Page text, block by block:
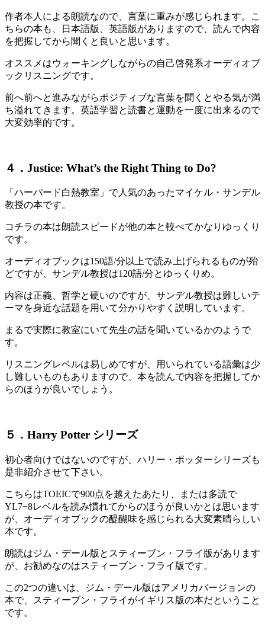
作者本人による朗読なので、言葉に重みが感じられます。こ
ちらの本も、日本語版、英語版がありますので、読んで内容
を把握してから聞くと良いと思います。
オススメはウォーキングしながらの自己啓発系オーディオブ
ックリスニングです。
前へ前へと進みながらポジティブな言葉を聞くとやる気が満
ち溢れてきます。英語学習と読書と運動を一度に出来るので
大変効率的です。
４．Justice: What’s the Right Thing to Do?
「ハーバード白熱教室」で人気のあったマイケル・サンデル
教授の本です。
コチラの本は朗読スピードが他の本と較べてかなりゆっくり
です。
オーディオブックは150語/分以上で読み上げられるものが殆
どですが、サンデル教授は120語/分とゆっくりめ。
内容は正義、哲学と硬いのですが、サンデル教授は難しいテ
ーマを身近な話題を用いて分かりやすく説明しています。
まるで実際に教室にいて先生の話を聞いているかのようで
す。
リスニングレベルは易しめですが、用いられている語彙は少
し難しいものもありますので、本を読んで内容を把握してか
らのほうが良いでしょう。
５．Harry Potter シリーズ
初心者向けではないのですが、ハリー・ポッターシリーズも
是非紹介させて下さい。
こちらはTOEICで900点を越えたあたり、または多読で
YL7−8レベルを読み慣れてからのほうが良いかとは思います
が、オーディオブックの醍醐味を感じられる大変素晴らしい
本です。
朗読はジム・デール版とスティーブン・フライ版があります
が、お勧めなのはスティーブン・フライ版です。
この2つの違いは、ジム・デール版はアメリカバージョンの
本で、スティーブン・フライがイギリス版の本だということ
です。